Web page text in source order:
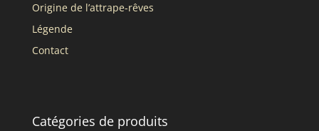
Origine de l’attrape-rêves
Légende
Contact
Catégories de produits